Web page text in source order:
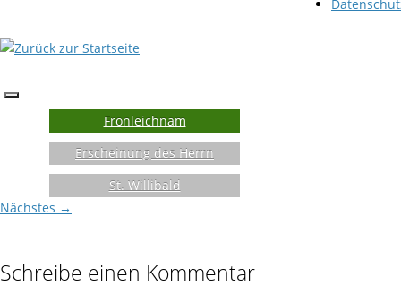
Fronleichnam
Erscheinung des Herrn
St. Willibald
Nächstes →
Schreibe einen Kommentar